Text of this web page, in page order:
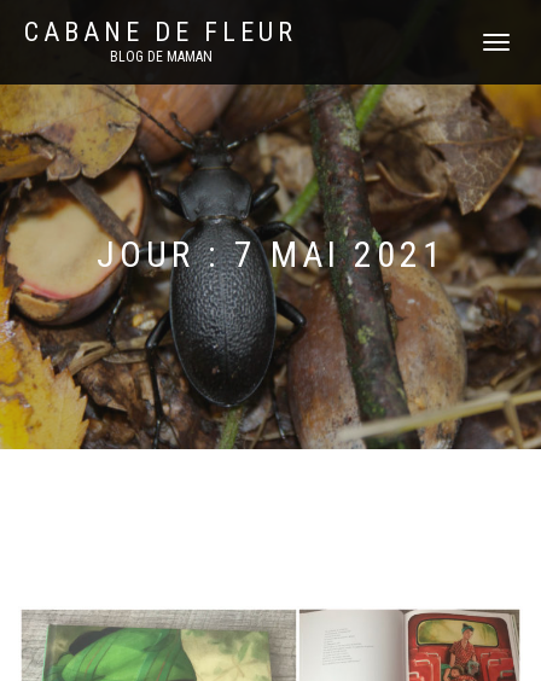
CABANE DE FLEUR
BLOG DE MAMAN
DÉPLIER
JOUR :7 MAI 2021